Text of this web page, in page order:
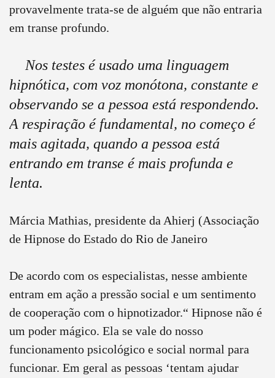
provavelmente trata-se de alguém que não entraria
em transe profundo.
Nos testes é usado uma linguagem
hipnótica, com voz monótona, constante e
observando se a pessoa está respondendo.
A respiração é fundamental, no começo é
mais agitada, quando a pessoa está
entrando em transe é mais profunda e
lenta.
Márcia Mathias, presidente da Ahierj (Associação
de Hipnose do Estado do Rio de Janeiro
De acordo com os especialistas, nesse ambiente
entram em ação a pressão social e um sentimento
de cooperação com o hipnotizador.“ Hipnose não é
um poder mágico. Ela se vale do nosso
funcionamento psicológico e social normal para
funcionar. Em geral as pessoas ‘tentam ajudar